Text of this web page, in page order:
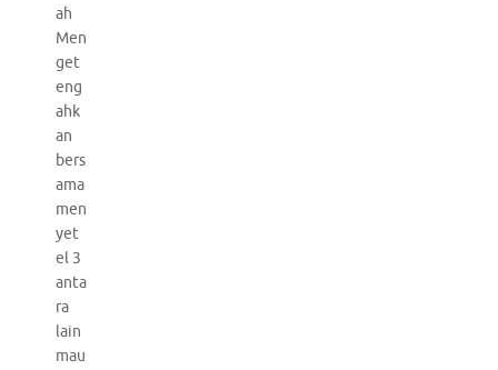
ah
Men
get
eng
ahk
an
bers
ama
men
yet
el 3
anta
ra
lain
mau